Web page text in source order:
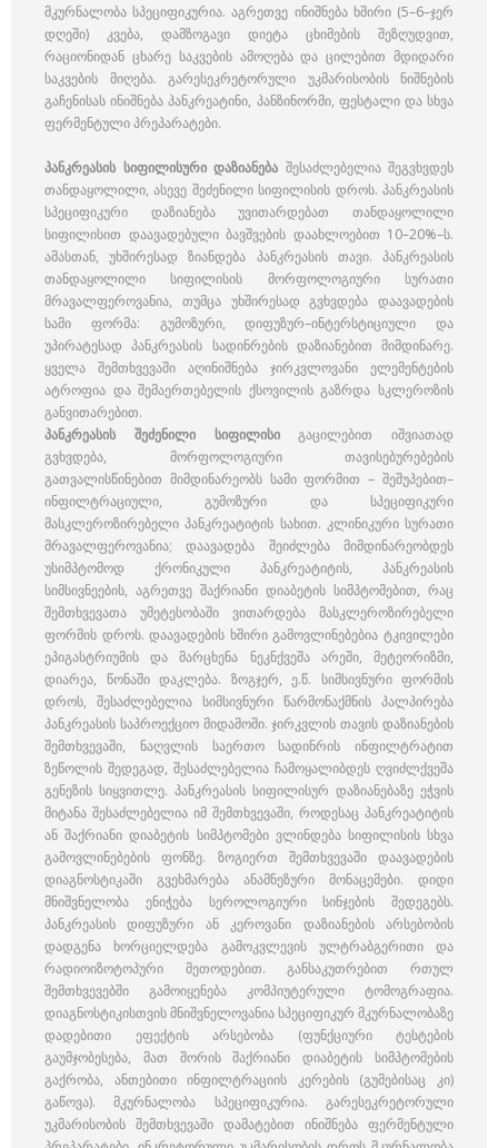
მკურნალობა სპეციფიკურია. აგრეთვე ინიშნება ხშირი (5–6–ჯერ
დღეში) კვება, დამზოგავი დიეტა ცხიმების შეზღუდვით,
რაციონიდან ცხარე საკვების ამოღება და ცილებით მდიდარი
საკვების მიღება. გარესეკრეტორული უკმარისობის ნიშნების
გაჩენისას ინიშნება პანკრეატინი, პანზინორმი, ფესტალი და სხვა
ფერმენტული პრეპარატები.
პანკრეასის სიფილისური დაზიანება შესაძლებელია შეგვხვდეს
თანდაყოლილი, ასევე შეძენილი სიფილისის დროს. პანკრეასის
სპეციფიკური დაზიანება უვითარდებათ თანდაყოლილი
სიფილისით დაავადებული ბავშვების დაახლოებით 10–20%–ს.
ამასთან, უხშირესად ზიანდება პანკრეასის თავი. პანკრეასის
თანდაყოლილი სიფილისის მორფოლოგიური სურათი
მრავალფეროვანია, თუმცა უხშირესად გვხვდება დაავადების
სამი ფორმა: გუმოზური, დიფუზურ–ინტერსტიციული და
უპირატესად პანკრეასის სადინრების დაზიანებით მიმდინარე.
ყველა შემთხვევაში აღინიშნება ჯირკვლოვანი ელემენტების
ატროფია და შემაერთებელის ქსოვილის გაზრდა სკლეროზის
განვითარებით.
პანკრეასის შეძენილი სიფილისიგაცილებით იშვიათად
გვხვდება, მორფოლოგიური თავისებურებების
გათვალისწინებით მიმდინარეობს სამი ფორმით – შეშუპებით–
ინფილტრაციული, გუმოზური და სპეციფიკური
მასკლეროზირებელი პანკრეატიტის სახით. კლინიკური სურათი
მრავალფეროვანია; დაავადება შეიძლება მიმდინარეობდეს
უსიმპტომოდ ქრონიკული პანკრეატიტის, პანკრეასის
სიმსივნეების, აგრეთვე შაქრიანი დიაბეტის სიმპტომებით, რაც
შემთხვევათა უმეტესობაში ვითარდება მასკლეროზირებელი
ფორმის დროს. დაავადების ხშირი გამოვლინებებია ტკივილები
ეპიგასტრიუმის და მარცხენა ნეკნქვეშა არეში, მეტეორიზმი,
დიარეა, წონაში დაკლება. ზოგჯერ, ე.წ. სიმსივნური ფორმის
დროს, შესაძლებელია სიმსივნური წარმონაქმნის პალპირება
პანკრეასის საპროექციო მიდამოში. ჯირკვლის თავის დაზიანების
შემთხვევაში, ნაღვლის საერთო სადინრის ინფილტრატით
ზეწოლის შედეგად, შესაძლებელია ჩამოყალიბდეს ღვიძლქვეშა
გენეზის სიყვითლე. პანკრეასის სიფილისურ დაზიანებაზე ეჭვის
მიტანა შესაძლებელია იმ შემთხვევაში, როდესაც პანკრეატიტის
ან შაქრიანი დიაბეტის სიმპტომები ვლინდება სიფილისის სხვა
გამოვლინებების ფონზე. ზოგიერთ შემთხვევაში დაავადების
დიაგნოსტიკაში გვეხმარება ანამნეზური მონაცემები. დიდი
მნიშვნელობა ენიჭება სეროლოგიური სინჯების შედეგებს.
პანკრეასის დიფუზური ან კეროვანი დაზიანების არსებობის
დადგენა ხორციელდება გამოკვლევის ულტრაბგერითი და
რადიოიზოტოპური მეთოდებით. განსაკუთრებით რთულ
შემთხვევებში გამოიყენება კომპიუტერული ტომოგრაფია.
დიაგნოსტიკისთვის მნიშვნელოვანია სპეციფიკურ მკურნალობაზე
დადებითი ეფექტის არსებობა (ფუნქციური ტესტების
გაუმჯობესება, მათ შორის შაქრიანი დიაბეტის სიმპტომების
გაქრობა, ანთებითი ინფილტრაციის კერების (გუმებისაც კი)
გაწოვა). მკურნალობა სპეციფიკურია. გარესეკრეტორული
უკმარისობის შემთხვევაში დამატებით ინიშნება ფერმენტული